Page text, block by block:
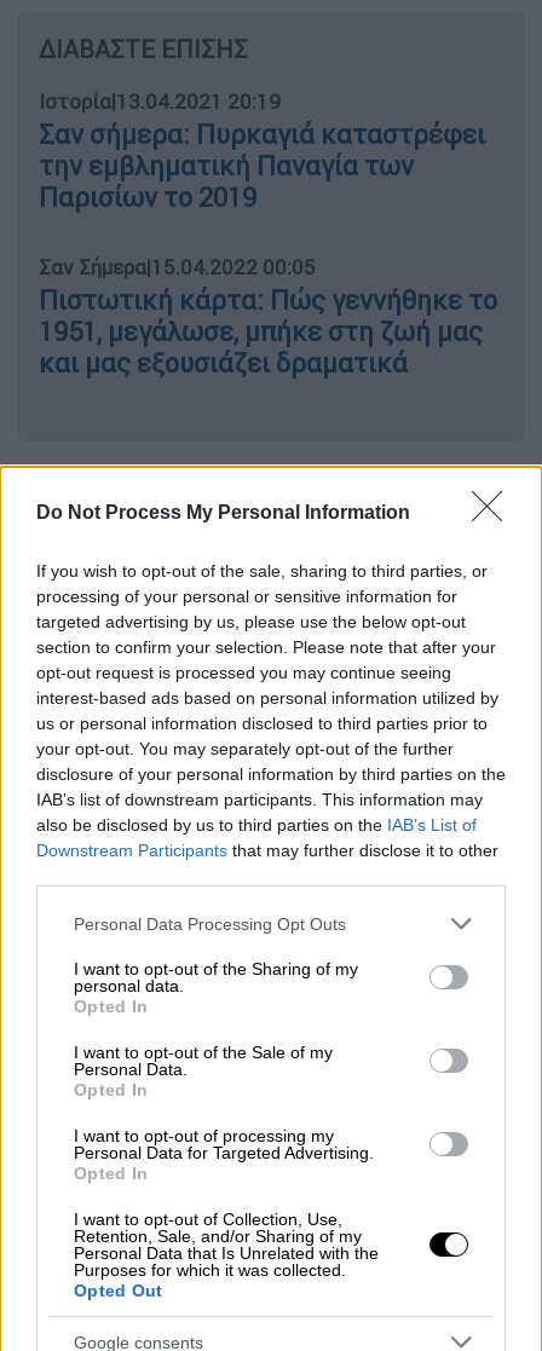
Do Not Process My Personal Information
If you wish to opt-out of the sale, sharing to third parties, or
processing of your personal or sensitive information for
targeted advertising by us, please use the below opt-out
section to confirm your selection. Please note that after your
opt-out request is processed you may continue seeing
interest-based ads based on personal information utilized by
us or personal information disclosed to third parties prior to
your opt-out. You may separately opt-out of the further
disclosure of your personal information by third parties on the
IAB’s list of downstream participants. This information may
also be disclosed by us to third parties on the IAB’s List of
Downstream Participants that may further disclose it to other
Please note that this website/app uses one or more Google
not limited to your visit or usage behaviour. You may click to
grant or deny consent to Google and its third-party tags to
use your data for below specified purposes in below Google
consent section.
Personal Data Processing Opt Outs
I want to opt-out of the Sharing of my
personal data.
Opted In
I want to opt-out of the Sale of my
Personal Data.
Opted In
I want to opt-out of processing my
Personal Data for Targeted Advertising.
Opted In
I want to opt-out of Collection, Use,
Retention, Sale, and/or Sharing of my
Personal Data that Is Unrelated with the
Purposes for which it was collected.
Opted Out
Google consents
ΔΙΑΒΑΣΤΕ ΕΠΙΣΗΣ
Ιστορία|13.04.2021 20:19
Σαν σήμερα: Πυρκαγιά καταστρέφει
την εμβληματική Παναγία των
Παρισίων το 2019
Σαν Σήμερα|15.04.2022 00:05
Πιστωτική κάρτα: Πώς γεννήθηκε το
1951, μεγάλωσε, μπήκε στη ζωή μας
και μας εξουσιάζει δραματικά
γέννησής του η Βιζύη της Ανατολικής
ποιητής και λόγιος και από πολλούς
θεωρείται ως ένας από τους
σημαντικότερους εκπροσώπους της
ελληνικής λογοτεχνίας διαχρονικά. Δεν θα
μας απασχολήσει το έργο του· το τραγικό
τέλος του «πονάει».
Ο Βιζυηνός, Πάσχοντας από προϊούσα γενική
παράλυση, περιήλθε σε σημείο μεγάλης
πνευματικής διαταράξεως γι’ αυτό και τον
εισήγαγαν στο ψυχιατρείο όπου και πέθανε.
Λίγους μήνες πριν από τον εγκλεισμό του,
Αθηναίοι είχαν δει το Βιζυηνό καθισμένο με
μπροστινό κάθισμα μιας άμαξας και να
κοιτάζει με μάτια περίλυπα ένα μπουκέτο
τριαντάφυλλα που ήταν τοποθετημένα στα
πίσω καθίσματα. Ο ανεκπλήρωτος έρωτας
του ποιητή με την έφηβη Μπετίνα
Φραβασίλη ήταν η χαριστική βολή στο δράμα
του «Έλληνα Ντοστογιέφσκι», όπως τον
ΔΙΑΒΑΣΤΕ ΕΠΙΣΗΣ